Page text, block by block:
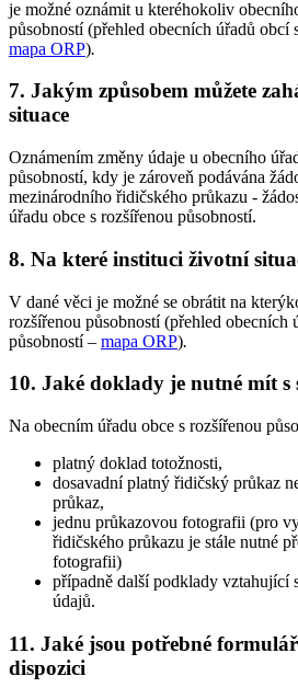
je možné oznámit u kteréhokoliv
působností (přehled obecních úřadů obcí
mapa ORP).
7. Jakým způsobem můžete
situace
Oznámením změny údaje u obecního
působností, kdy je zároveň podávána
mezinárodního řidičského průkazu -
úřadu obce s rozšířenou působností.
8. Na které instituci životní
V dané věci je možné se obrátit na
rozšířenou působností (přehled obecních
působností – mapa ORP).
10. Jaké doklady je nutné mít s
Na obecním úřadu obce s rozšířenou
platný doklad totožnosti,
dosavadní platný řidičský průkaz
průkaz,
jednu průkazovou fotografii (pro
řidičského průkazu je stále nutné
fotografii)
případně další podklady vztahující
údajů.
11. Jaké jsou potřebné
dispozici